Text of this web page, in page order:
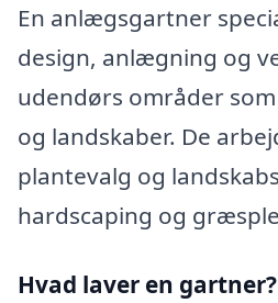
En anlægsgartner
design, anlægning og
udendørs områder
og landskaber. De
plantevalg og
hardscaping og
Hvad laver en gartner?